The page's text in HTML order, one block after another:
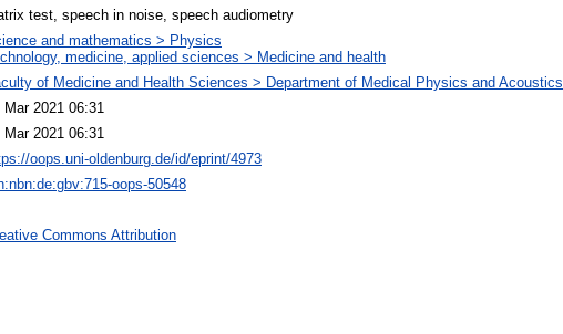
test, speech in noise, speech audiometry
and mathematics > Physics
medicine, applied sciences > Medicine and health
of Medicine and Health Sciences > Department of Medical Physics and Acoustics
Mar 2021 06:31
Mar 2021 06:31
oops.uni-oldenburg.de/id/eprint/4973
oops-50548
Commons Attribution